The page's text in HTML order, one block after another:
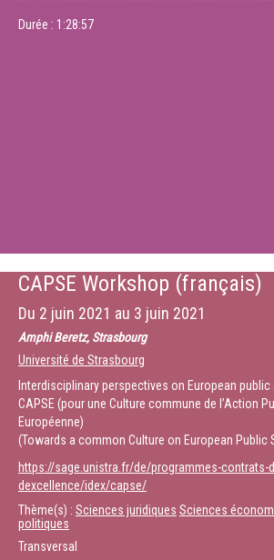
Durée : 1:28:57
CAPSE Workshop (français)
Du 2 juin 2021 au 3 juin 2021
Amphi Beretz, Strasbourg
Université de Strasbourg
Interdisciplinary perspectives on European public
CAPSE (pour une Culture commune de l’Action
Européenne)
(Towards a common Culture on European Public
https://sage.unistra.fr/de/programmes-contrats-
dexcellence/idex/capse/
Thème(s) : Sciences juridiques Sciences
politiques
Transversal